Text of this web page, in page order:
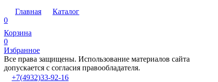
Главная
Каталог
0
Корзина
0
Избранное
Все права защищены. Использование материалов сайта
допускается с согласия правообладателя.
+7(4932)33-92-16